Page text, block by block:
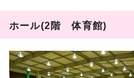
ホール(2階 体育館)